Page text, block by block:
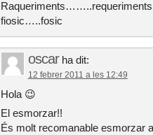
Raqueriments……..requeriments
fiosic…..fosic
oscar ha dit:
12 febrer 2011 a les 12:49
Hola 😉
El esmorzar!!
És molt recomanable esmorzar